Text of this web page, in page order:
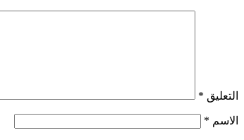
التعليق *
الاسم *